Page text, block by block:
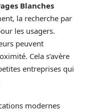
Blanches
la recherche par
les usagers.
peuvent
Cela s’avère
entreprises qui
modernes